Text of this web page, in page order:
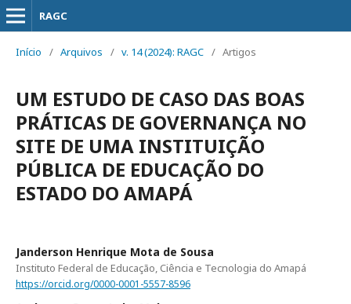
RAGC
Início / Arquivos / v. 14 (2024): RAGC / Artigos
UM ESTUDO DE CASO DAS BOAS
PRÁTICAS DE GOVERNANÇA NO
SITE DE UMA INSTITUIÇÃO
PÚBLICA DE EDUCAÇÃO DO
ESTADO DO AMAPÁ
Janderson Henrique Mota de Sousa
Instituto Federal de Educação, Ciência e Tecnologia do Amapá
https://orcid.org/0000-0001-5557-8596